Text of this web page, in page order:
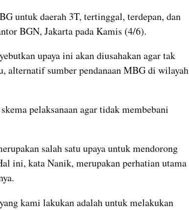
untuk daerah 3T, tertinggal, terdepan, dan
BGN, Jakarta pada Kamis (4/6).
upaya ini akan diusahakan agar tak
alternatif sumber pendanaan MBG di wilayah
pelaksanaan agar tidak membebani
salah satu upaya untuk mendorong
ini, kata Nanik, merupakan perhatian utama
kami lakukan adalah untuk melakukan